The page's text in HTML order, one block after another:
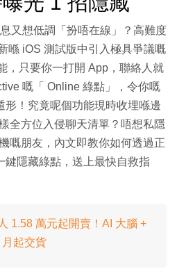
又想低調「扮唔在線」？高難度
喺 iOS 測試版中引入極具爭議嘅
，只要你一打開 App，聯絡人就
嘅「 Online 綠點」，令你嘅
形！究竟呢個功能現時收埋喺邊
全方位入侵聊天清單？唔想私隱
嘅朋友，內文即教你如何透過正
鍵隱藏綠點，送上最快自救指
1.58 萬元起開賣！AI 大腦 +
起交貨